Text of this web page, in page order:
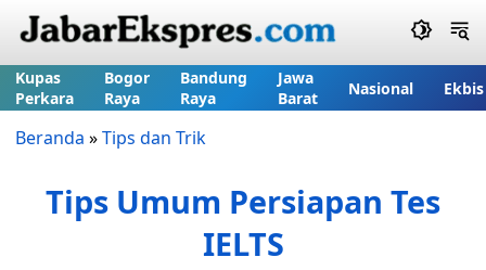
Kupas
Perkara
Bogor
Raya
Bandung
Raya
Jawa
Barat
Nasional Ekbis
Beranda »Tips dan Trik
Tips Umum Persiapan Tes
IELTS